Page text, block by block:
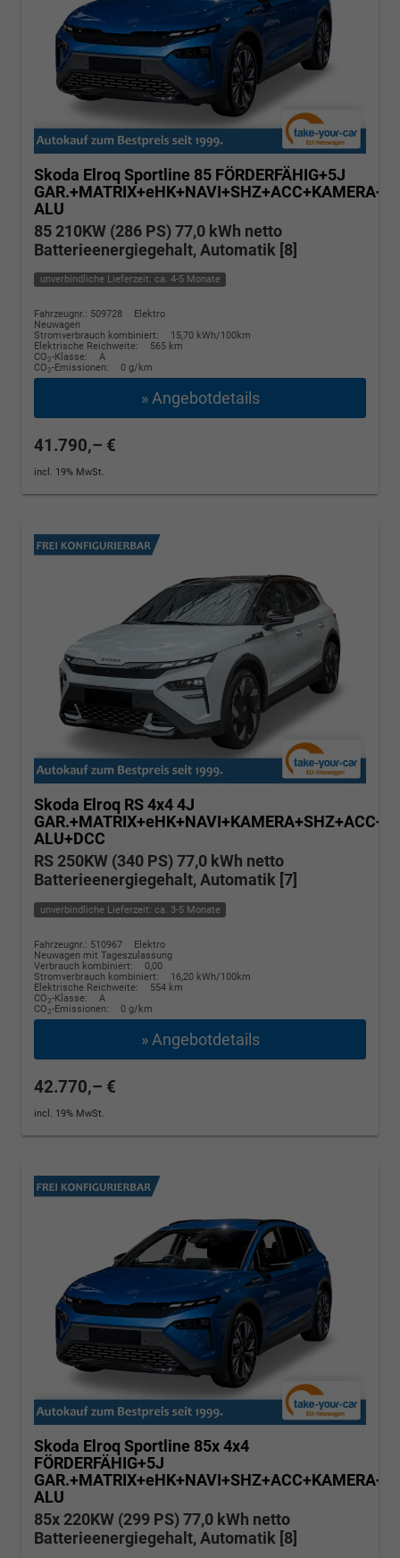
Skoda Elroq Sportline 85 FÖRDERFÄHIG+5J
ALU
85 210KW (286 PS) 77,0 kWh netto
Batterieenergiegehalt, Automatik [8]
unverbindliche Lieferzeit: ca. 4-5 Monate
Fahrzeugnr.: 509728
Elektro
Neuwagen
Stromverbrauch kombiniert:
15,70 kWh/100km
Elektrische Reichweite:
565 km
CO2-Klasse:
A
CO2-Emissionen: 0 g/km
» Angebotdetails
41.790,– €
incl. 19% MwSt.
Skoda Elroq RS 4x4 4J
ALU+DCC
RS 250KW (340 PS) 77,0 kWh netto
Batterieenergiegehalt, Automatik [7]
unverbindliche Lieferzeit: ca. 3-5 Monate
Fahrzeugnr.: 510967
Elektro
Neuwagen mit Tageszulassung
Verbrauch kombiniert:
0,00
Stromverbrauch kombiniert:
16,20 kWh/100km
Elektrische Reichweite:
554 km
CO2-Klasse:
A
CO2-Emissionen: 0 g/km
» Angebotdetails
42.770,– €
incl. 19% MwSt.
Skoda Elroq Sportline 85x 4x4
FÖRDERFÄHIG+5J
ALU
85x 220KW (299 PS) 77,0 kWh netto
Batterieenergiegehalt, Automatik [8]